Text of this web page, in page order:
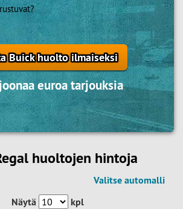
Buick huolto ilmaiseksi
euroa tarjouksia
huoltojen hintoja
Valitse automalli
Näytä
kpl